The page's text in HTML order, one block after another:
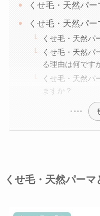
くせ毛・天然パ
くせ毛・天然パー
くせ毛・天然パ
くせ毛・天然パ
る理由は何です
くせ毛・天然パ
ますか？
くせ毛・天然パーマ